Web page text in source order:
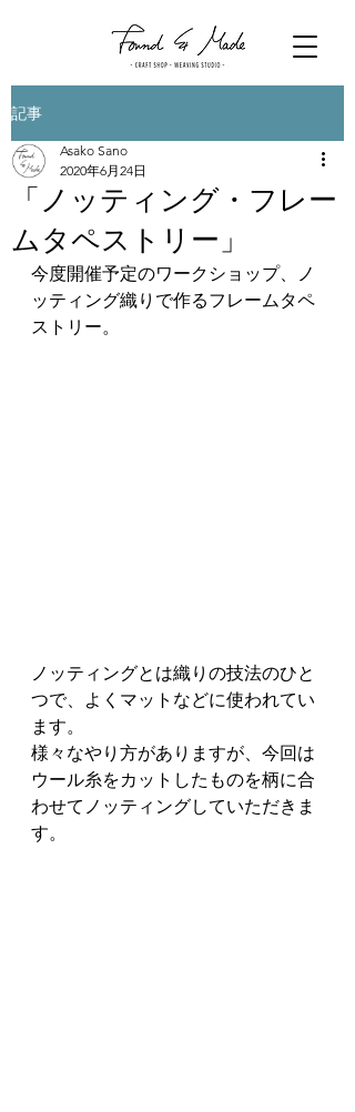
記事
「ノッティング・フレー
ムタペストリー」
Asako Sano
2020年6月24日
今度開催予定のワークショップ、ノ
ッティング織りで作るフレームタペ
ストリー。
ノッティングとは織りの技法のひと
つで、よくマットなどに使われてい
ます。
様々なやり方がありますが、今回は
ウール糸をカットしたものを柄に合
わせてノッティングしていただきま
す。